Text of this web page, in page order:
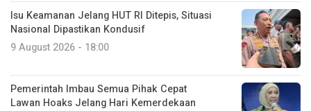
Isu Keamanan Jelang HUT RI Ditepis, Situasi
Nasional Dipastikan Kondusif
9 August 2026 - 18:00
Pemerintah Imbau Semua Pihak Cepat
Lawan Hoaks Jelang Hari Kemerdekaan